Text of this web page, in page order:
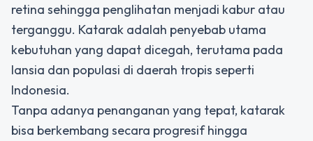
retina sehingga penglihatan menjadi kabur atau
terganggu. Katarak adalah penyebab utama
kebutuhan yang dapat dicegah, terutama pada
lansia dan populasi di daerah tropis seperti
Indonesia.
Tanpa adanya penanganan yang tepat, katarak
bisa berkembang secara progresif hingga